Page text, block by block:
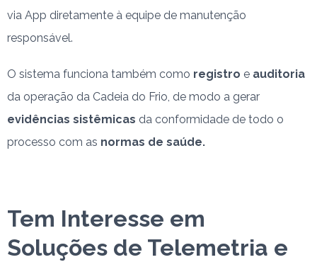
via App diretamente à equipe de manutenção
responsável.
O sistema funciona também como registro e auditoria
da operação da Cadeia do Frio, de modo a gerar
evidências sistêmicas da conformidade de todo o
processo com as normas de saúde.
Tem Interesse em
Soluções de Telemetria e